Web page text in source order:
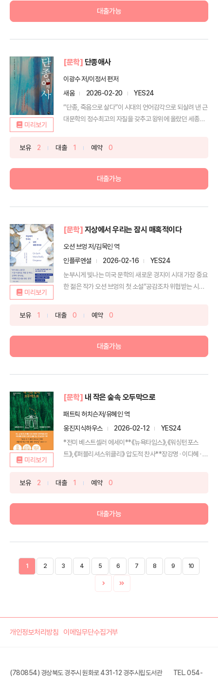
대출가능
미리보기
[문학] 단종애사
이광수 저/이정서 편저
새움
2026-02-20
YES24
“단종, 죽음으로 살다”이 시대의 언어감각으로 되살려 낸 근
대문학의 정수최고의 자질을 갖추고 왕위에 올랐던 세종의
보유 2 대출 1 예약 0
대출가능
미리보기
[문학] 지상에서 우리는 잠시 매혹적이다
오션 브엉 저/김목인 역
인플루엔셜
2026-02-16
YES24
눈부시게 빛나는 미국 문학의 새로운 경지이 시대 가장 중요
한 젊은 작가 오션 브엉의 첫 소설“공감조차 위협받는 시
보유 1 대출 0 예약 0
대출가능
미리보기
[문학] 내 작은 숲속 오두막으로
패트릭 허치슨저/유혜인 역
웅진지식하우스
2026-02-12
YES24
*전미 베스트셀러 에세이**《뉴욕타임스》,《워싱턴포스
트》,《퍼블리셔스위클리》 압도적 찬사**장강명 · 이다혜 · 박
보유 2 대출 1 예약 0
대출가능
1 2 3 4 5 6 7 8 9 10
개인정보처리방침 이메일무단수집거부
(780854) 경상북도 경주시 원화로 431-12 경주시립도서관 TEL. 054-